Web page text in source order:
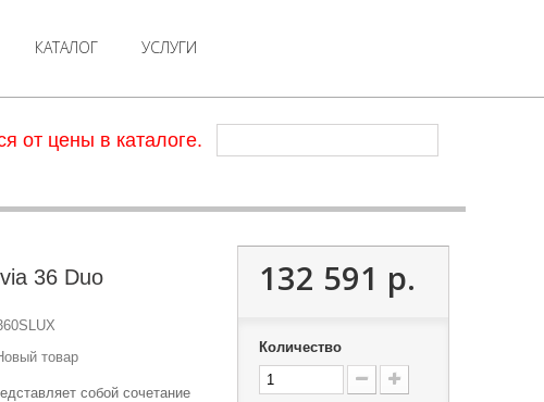
КАТАЛОГ УСЛУГИ
от цены в каталоге.
36 Duo
товар
собой сочетание
132 591 р.
Количество